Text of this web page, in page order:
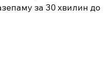
за 30 хвилин до